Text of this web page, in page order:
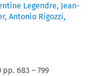
Legendre, Jean-
,Antonio Rigozzi,
pp. 683 –799